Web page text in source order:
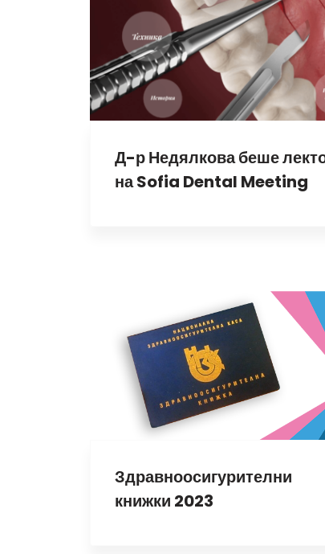
Д-р Недялкова беше
на Sofia Dental Meeting
Здравноосигурителни
книжки 2023